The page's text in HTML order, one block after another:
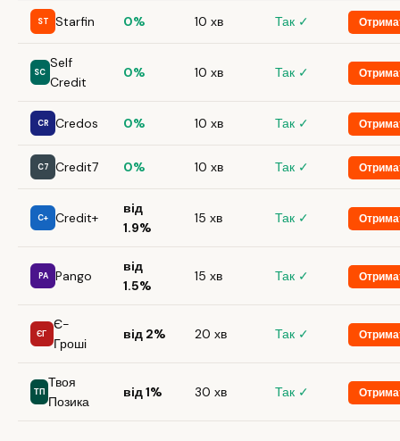
ST Starfin 0% 10 хв Так ✓
SC
Self
Credit
0% 10 хв Так ✓
CR Credos 0% 10 хв Так ✓
C7 Credit7 0% 10 хв Так ✓
C+ Credit+
від
1.9%
15 хв Так ✓
PA Pango
від
1.5%
15 хв Так ✓
ЄГ
Є-
Гроші
від 2% 20 хв Так ✓
ТП
Твоя
Позика
від 1% 30 хв Так ✓